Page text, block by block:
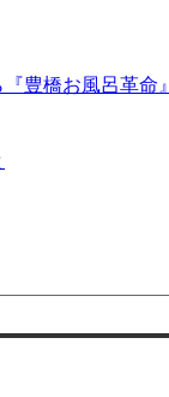
豊橋お風呂革命』